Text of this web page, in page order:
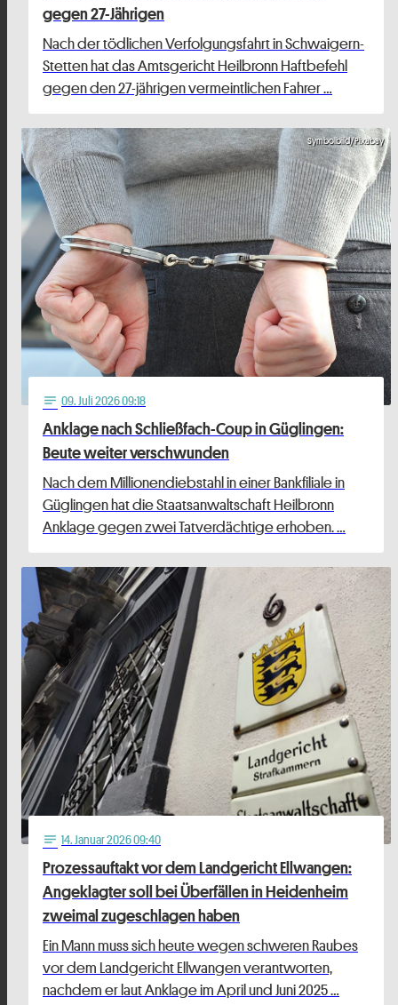
gegen 27-Jährigen
Nach der tödlichen Verfolgungsfahrt in Schwaigern-
Stetten hat das Amtsgericht Heilbronn Haftbefehl
gegen den 27-jährigen vermeintlichen Fahrer …
Symbolbild/Pixabay
notes 09. Juli 2026 09:18
Anklage nach Schließfach-Coup in Güglingen:
Beute weiter verschwunden
Nach dem Millionendiebstahl in einer Bankfiliale in
Güglingen hat die Staatsanwaltschaft Heilbronn
Anklage gegen zwei Tatverdächtige erhoben. …
notes 14. Januar 2026 09:40
Prozessauftakt vor dem Landgericht Ellwangen:
Angeklagter soll bei Überfällen in Heidenheim
zweimal zugeschlagen haben
Ein Mann muss sich heute wegen schweren Raubes
vor dem Landgericht Ellwangen verantworten,
nachdem er laut Anklage im April und Juni 2025 …